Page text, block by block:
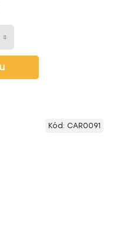
Kód: CAR0091